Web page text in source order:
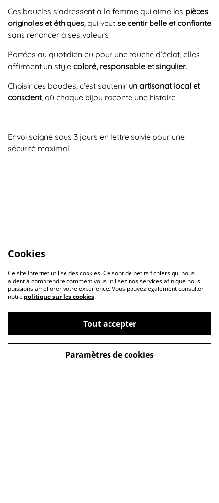
Ces boucles s’adressent à la femme qui aime les pièces
originales et éthiques, qui veut se sentir belle et confiante
sans renoncer à ses valeurs.
Portées au quotidien ou pour une touche d’éclat, elles
affirment un style coloré, responsable et singulier.
Choisir ces boucles, c’est soutenir un artisanat local et
conscient, où chaque bijou raconte une histoire.
Envoi soigné sous 3 jours en lettre suivie pour une
sécurité maximal.
Conditions Nous trouver
Cookies
Ce site Internet utilise des cookies. Ce sont de petits fichiers qui nous
aident à comprendre comment vous utilisez nos services afin que nous
puissions améliorer votre expérience. Vous pouvez également consulter
notre politique sur les cookies.
Tout accepter
Paramètres de cookies